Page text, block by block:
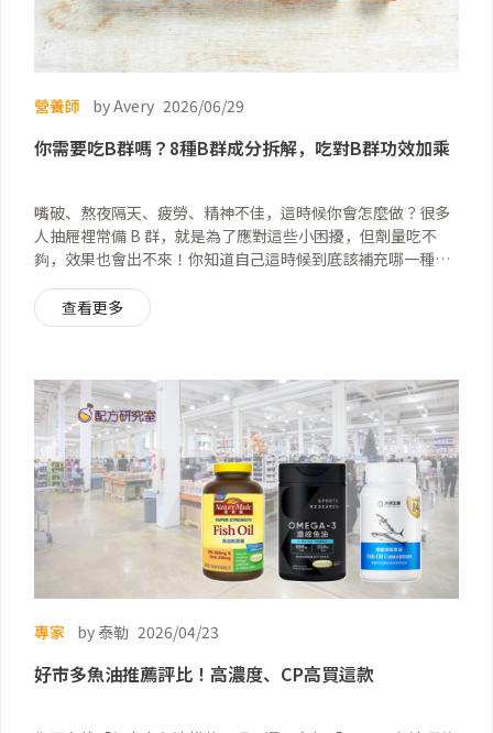
營養師 by Avery 2026/06/29
你需要吃B群嗎？8種B群成分拆解，吃對B群功效加乘
嘴破、熬夜隔天、疲勞、精神不佳，這時候你會怎麼做？很多
人抽屜裡常備 B 群，就是為了應對這些小困擾，但劑量吃不
夠，效果也會出不來！你知道自己這時候到底該補充哪一種
分秘密～
查看更多
專家 by 泰勒 2026/04/23
好市多魚油推薦評比！高濃度、CP高買這款